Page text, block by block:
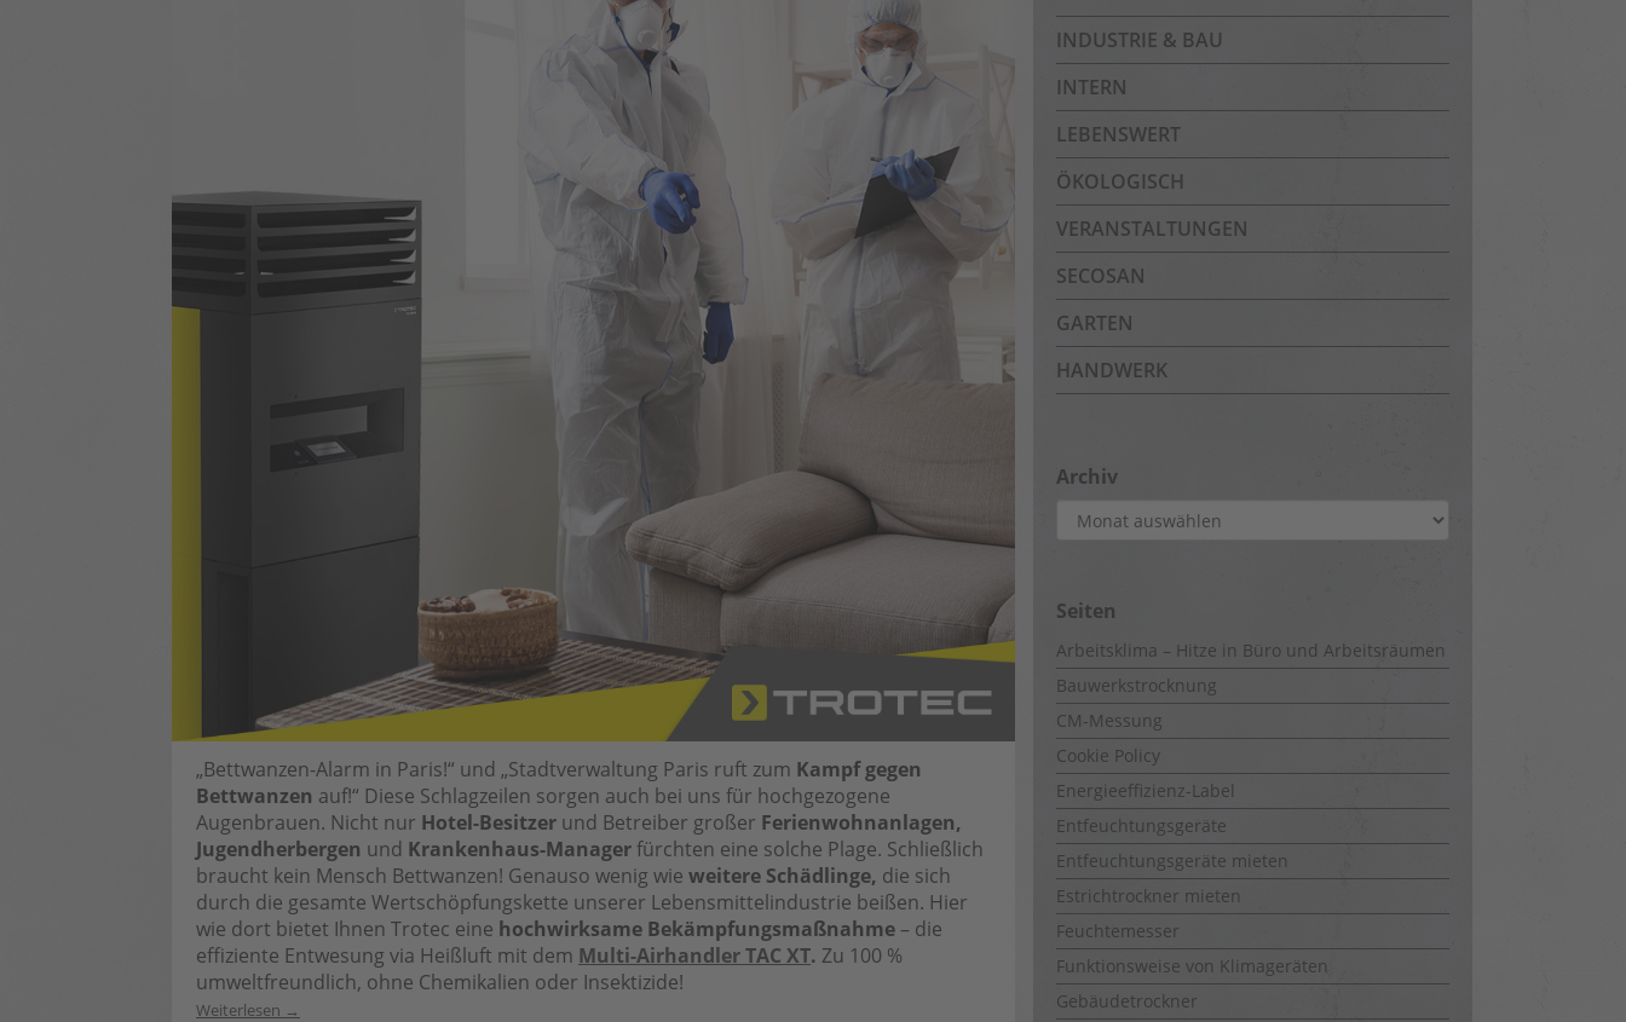
„Bettwanzen-Alarm in Paris!“ und „Stadtverwaltung Paris ruft zum Kampf gegen
Bettwanzen auf!“ Diese Schlagzeilen sorgen auch bei uns für hochgezogene
Augenbrauen. Nicht nur Hotel-Besitzer und Betreiber großer Ferienwohnanlagen,
Jugendherbergen und Krankenhaus-Managerfürchten eine solche Plage. Schließlich
braucht kein Mensch Bettwanzen! Genauso wenig wie weitere Schädlinge, die sich
durch die gesamte Wertschöpfungskette unserer Lebensmittelindustrie beißen. Hier
wie dort bietet Ihnen Trotec eine hochwirksame Bekämpfungsmaßnahme – die
effiziente Entwesung via Heißluft mit dem Multi-Airhandler TAC XT. Zu 100 %
umweltfreundlich, ohne Chemikalien oder Insektizide!
Weiterlesen
INDUSTRIE & BAU
INTERN
LEBENSWERT
ÖKOLOGISCH
VERANSTALTUNGEN
SECOSAN
GARTEN
HANDWERK
Archiv
Archiv
Seiten
Arbeitsklima – Hitze in Büro und Arbeitsräumen
Bauwerkstrocknung
CM-Messung
Cookie Policy
Energieeffizienz-Label
Entfeuchtungsgeräte
Entfeuchtungsgeräte mieten
Estrichtrockner mieten
Feuchtemesser
Funktionsweise von Klimageräten
Gebäudetrockner